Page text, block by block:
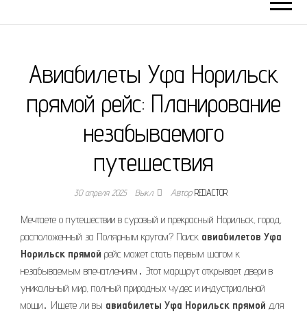
Авиабилеты Уфа Норильск
прямой рейс: Планирование
незабываемого
путешествия
30 апреля 2025 Выкл. АвторREDACTOR
Мечтаете о путешествии в суровый и прекрасный Норильск, город,
расположенный за Полярным кругом? Поиск авиабилетов Уфа
Норильск прямой рейс может стать первым шагом к
незабываемым впечатлениям․ Этот маршрут открывает двери в
уникальный мир, полный природных чудес и индустриальной
мощи․ Ищете ли вы авиабилеты Уфа Норильск прямой для